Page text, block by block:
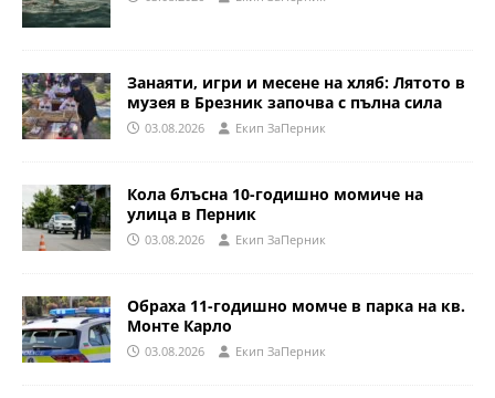
Занаяти, игри и месене на хляб: Лятото в
музея в Брезник започва с пълна сила
03.08.2026 Eкип ЗаПерник
Кола блъсна 10-годишно момиче на
улица в Перник
03.08.2026 Eкип ЗаПерник
Обраха 11-годишно момче в парка на кв.
Монте Карло
03.08.2026 Eкип ЗаПерник